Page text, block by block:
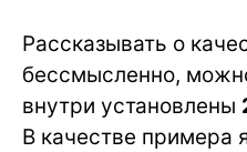
Рассказывать о
бессмысленно,
внутри установлены
В качестве примера